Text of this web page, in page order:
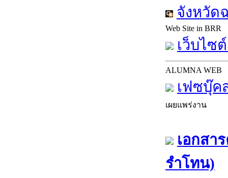
จังหวัด
Web Site in BRR
เว็บไซ
ALUMNA WEB
เฟซบุ๊ค
เผยแพร่งาน
เอกสา
รำโทน)